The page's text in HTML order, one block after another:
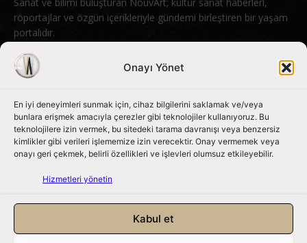
Onayı Yönet
En iyi deneyimleri sunmak için, cihaz bilgilerini saklamak ve/veya
bunlara erişmek amacıyla çerezler gibi teknolojiler kullanıyoruz. Bu
teknolojilere izin vermek, bu sitedeki tarama davranışı veya benzersiz
kimlikler gibi verileri işlememize izin verecektir. Onay vermemek veya
onayı geri çekmek, belirli özellikleri ve işlevleri olumsuz etkileyebilir.
Hizmetleri yönetin
Kabul et
röportajlar ve özgün içerikleriyle gündemi birleştiren bir yaşam
portalıdır.
Bizimle iletişime geçin: info@nouvart.net
Bizi Takip Edin